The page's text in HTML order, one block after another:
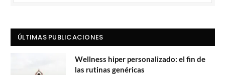
ÚLTIMAS PUBLICACIONES
Wellness hiper personalizado: el fin de
las rutinas genéricas